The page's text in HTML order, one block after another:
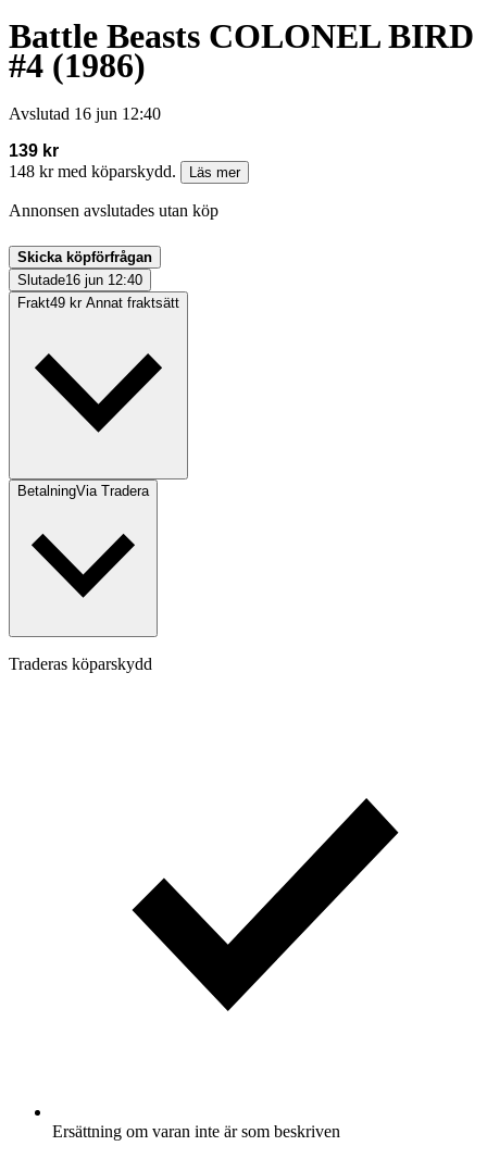
Battle Beasts COLONEL BIRD
#4 (1986)
Avslutad 16 jun 12:40
139 kr
148 kr med köparskydd.
Läs mer
Annonsen avslutades utan köp
Skicka köpförfrågan
Slutade16 jun 12:40
Frakt49 kr Annat fraktsätt
BetalningVia Tradera
Traderas köparskydd
Ersättning om varan inte är som beskriven